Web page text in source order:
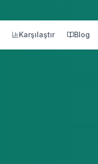
Karşılaştır Blog